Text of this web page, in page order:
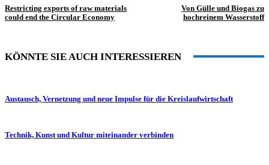
Restricting exports of raw materials
could end the Circular Economy
Von Gülle und Biogas zu
hochreinem Wasserstoff
KÖNNTE SIE AUCH INTERESSIEREN
Austausch, Vernetzung und neue Impulse für die Kreislaufwirtschaft
Technik, Kunst und Kultur miteinander verbinden